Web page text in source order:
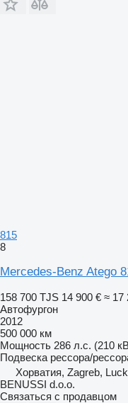
815
8
Mercedes-Benz Atego
158 700 TJS 14 900 € ≈ 17
Автофургон
2012
500 000 км
Мощность 286 л.с. (210
Подвеска рессора/
Хорватия, Zagreb,
BENUSSI d.o.o.
Связаться с продавцом